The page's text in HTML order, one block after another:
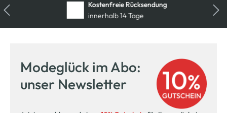
Kostenfreie Rücksendung
innerhalb 14 Tage
Modeglück im Abo:
unser Newsletter